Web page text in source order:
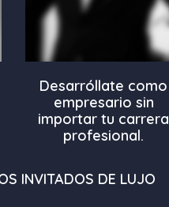
Desarróllate como
empresario sin
importar tu carrera
profesional.
INVITADOS DE LUJO